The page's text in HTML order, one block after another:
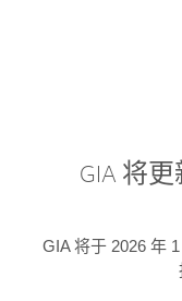
GIA 将
GIA 将于 2026 年